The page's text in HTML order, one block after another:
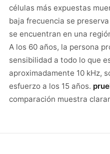
células más expuestas
baja frecuencia se
se encuentran en una
A los 60 años, la persona
sensibilidad a todo lo que
aproximadamente 10 kHz,
esfuerzo a los 15 años.
comparación muestra